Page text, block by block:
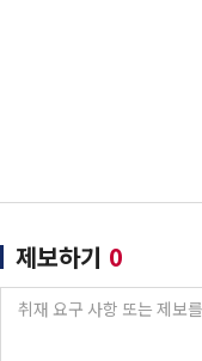
제보하기 0